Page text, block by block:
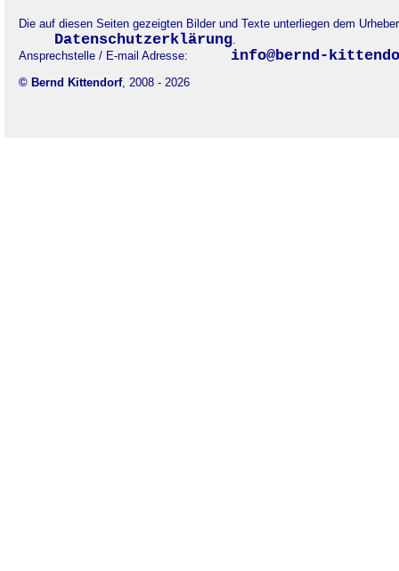
Die auf diesen Seiten gezeigten Bilder und Texte unterliegen dem
Datenschutzerklärung.
Ansprechstelle / E-mail Adresse:
info@bernd-
© Bernd Kittendorf, 2008 - 2026